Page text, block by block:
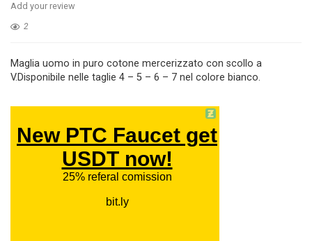
Add your review
2
Maglia uomo in puro cotone mercerizzato con scollo a
V.Disponibile nelle taglie 4 – 5 – 6 – 7 nel colore bianco.